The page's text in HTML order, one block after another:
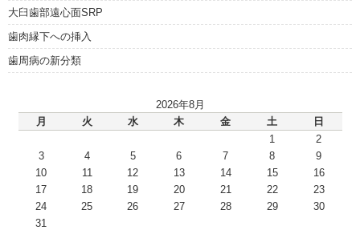
大臼歯部遠心面SRP
歯肉縁下への挿入
歯周病の新分類
2026年8月
月
火 水 木 金 土 日
1
2
3
4 5 6 7 8
9
10
11 12 13 14 15
16
17
18 19 20 21 22
23
24
25 26 27 28 29
30
31